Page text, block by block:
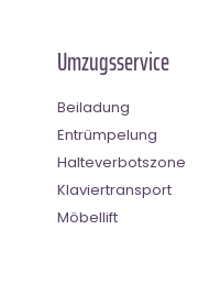
Umzugsservice
Beiladung
Entrümpelung
Halteverbotszone
Klaviertransport
Möbellift